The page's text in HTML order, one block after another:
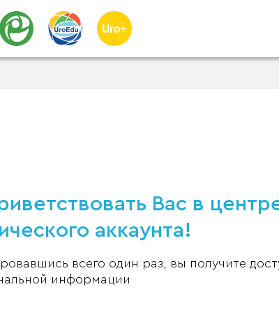
Вас в
аккаунта!
всего один раз, вы получите
информации